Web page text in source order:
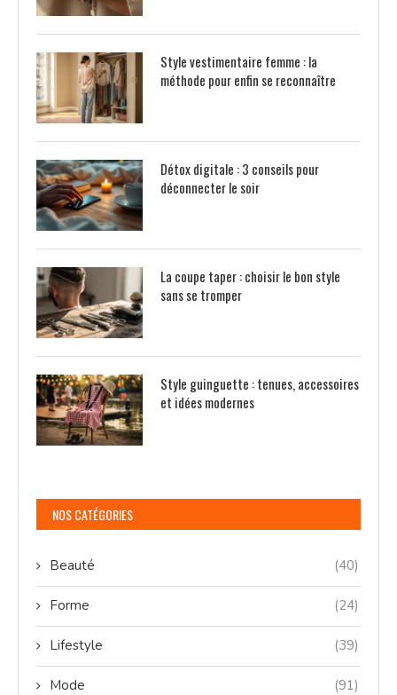
Style vestimentaire femme : la
méthode pour enfin se reconnaître
Détox digitale : 3 conseils pour
déconnecter le soir
La coupe taper : choisir le bon style
sans se tromper
Style guinguette : tenues, accessoires
et idées modernes
NOS CATÉGORIES
Beauté (40)
Forme (24)
Lifestyle (39)
Mode (91)